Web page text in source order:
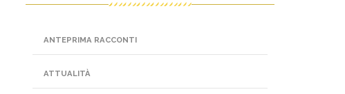
ANTEPRIMA RACCONTI
ATTUALITÀ